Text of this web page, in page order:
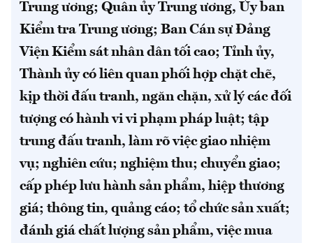
Trung ương; Quân ủy Trung ương, Ủy ban
Kiểm tra Trung ương; Ban Cán sự Đảng
Viện Kiểm sát nhân dân tối cao; Tỉnh ủy,
Thành ủy có liên quan phối hợp chặt chẽ,
kịp thời đấu tranh, ngăn chặn, xử lý các đối
tượng có hành vi vi phạm pháp luật; tập
trung đấu tranh, làm rõ việc giao nhiệm
vụ; nghiên cứu; nghiệm thu; chuyển giao;
cấp phép lưu hành sản phẩm, hiệp thương
giá; thông tin, quảng cáo; tổ chức sản xuất;
đánh giá chất lượng sản phẩm, việc mua